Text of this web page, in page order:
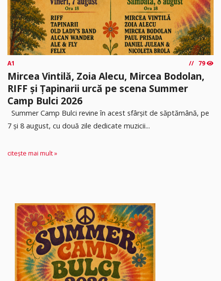
A1 79
Mircea Vintilă, Zoia Alecu, Mircea Bodolan,
RIFF și Țapinarii urcă pe scena Summer
Camp Bulci 2026
Summer Camp Bulci revine în acest sfârșit de săptămână, pe
7 și 8 august, cu două zile dedicate muzicii...
citește mai mult »